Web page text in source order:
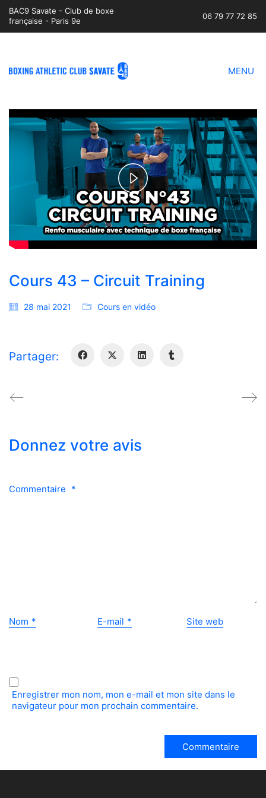
BAC9 Savate - Club de boxe
française - Paris 9e
06 79 77 72 85
MENU
Play
Video
Cours 43 – Circuit Training
28 mai 2021 Cours en vidéo
Partager:
Donnez votre avis
Commentaire *
Nom * E-mail * Site web
Enregistrer mon nom, mon e-mail et mon site dans le
navigateur pour mon prochain commentaire.